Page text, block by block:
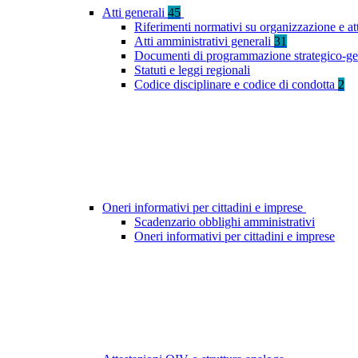
Atti generali 45
Riferimenti normativi su organizzazione e
Atti amministrativi generali 31
Documenti di programmazione strategico-
Statuti e leggi regionali
Codice disciplinare e codice di condotta 2
Oneri informativi per cittadini e imprese
Scadenzario obblighi amministrativi
Oneri informativi per cittadini e imprese